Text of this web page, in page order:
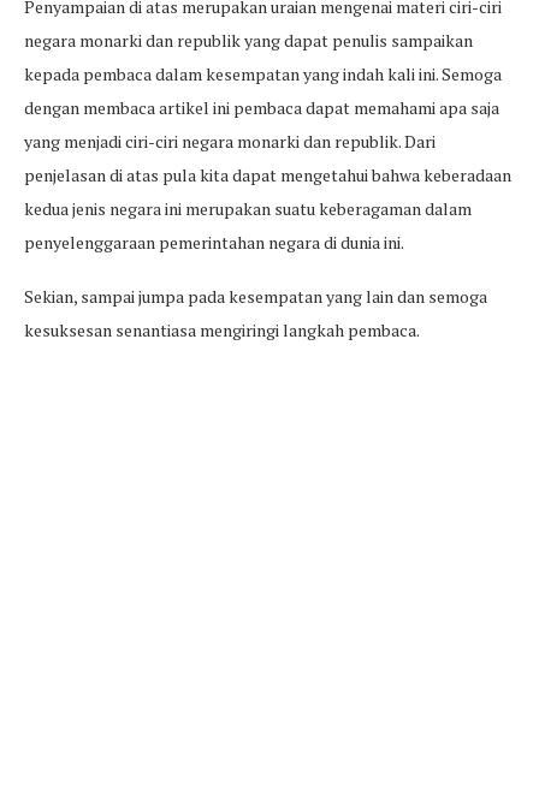
Penyampaian di atas merupakan uraian mengenai materi ciri-ciri
negara monarki dan republik yang dapat penulis sampaikan
kepada pembaca dalam kesempatan yang indah kali ini. Semoga
dengan membaca artikel ini pembaca dapat memahami apa saja
yang menjadi ciri-ciri negara monarki dan republik. Dari
penjelasan di atas pula kita dapat mengetahui bahwa keberadaan
kedua jenis negara ini merupakan suatu keberagaman dalam
penyelenggaraan pemerintahan negara di dunia ini.
Sekian, sampai jumpa pada kesempatan yang lain dan semoga
kesuksesan senantiasa mengiringi langkah pembaca.